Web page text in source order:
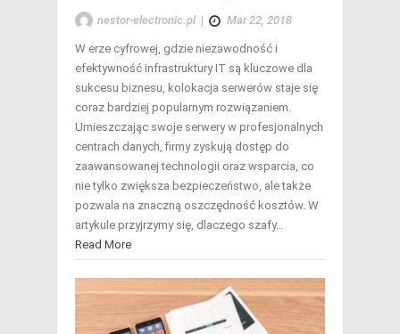
nestor-electronic.pl | Mar 22, 2018
W erze cyfrowej, gdzie niezawodność i
efektywność infrastruktury IT są kluczowe dla
sukcesu biznesu, kolokacja serwerów staje się
coraz bardziej popularnym rozwiązaniem.
Umieszczając swoje serwery w profesjonalnych
centrach danych, firmy zyskują dostęp do
zaawansowanej technologii oraz wsparcia, co
nie tylko zwiększa bezpieczeństwo, ale także
pozwala na znaczną oszczędność kosztów. W
artykule przyjrzymy się, dlaczego szafy…
Read More